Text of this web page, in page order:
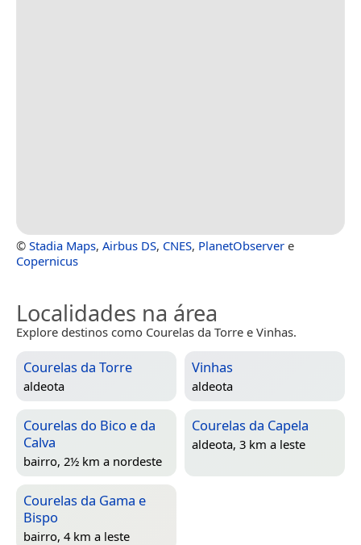
© Stadia Maps, Airbus DS, CNES, PlanetObserver e
Copernicus
Localidades na área
Explore destinos como Courelas da Torre e Vinhas.
Courelas da Torre
aldeota
Vinhas
aldeota
Courelas do Bico e da
Calva
bairro, 2½ km a nordeste
Courelas da Capela
aldeota, 3 km a leste
Courelas da Gama e
Bispo
bairro, 4 km a leste